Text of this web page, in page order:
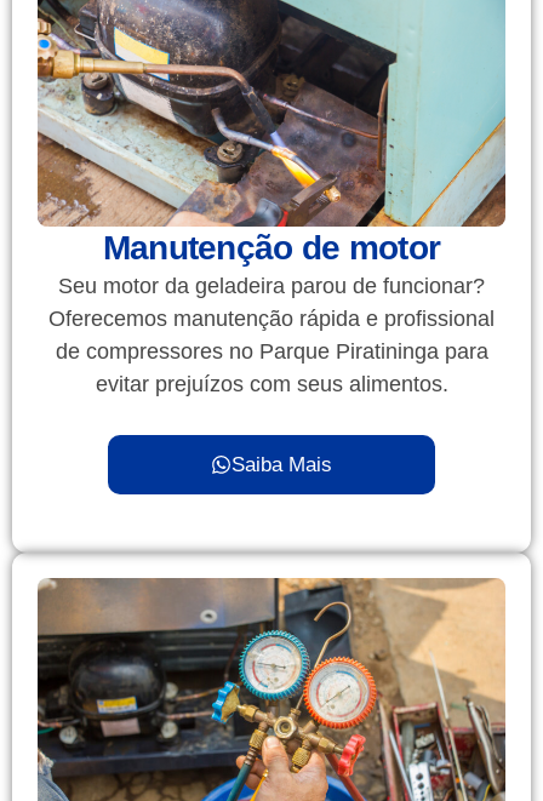
Manutenção de motor
Seu motor da geladeira parou de funcionar?
Oferecemos manutenção rápida e profissional
de compressores no Parque Piratininga para
evitar prejuízos com seus alimentos.
Saiba Mais